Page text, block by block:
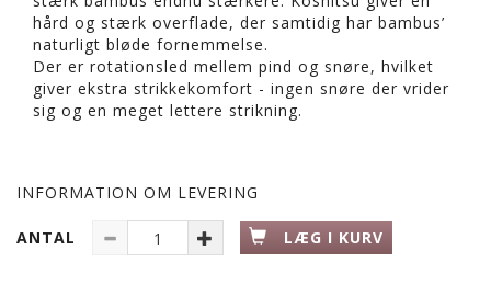
hård og stærk overflade, der samtidig har bambus’
naturligt bløde fornemmelse.
Der er rotationsled mellem pind og snøre, hvilket
giver ekstra strikkekomfort - ingen snøre der vrider
sig og en meget lettere strikning.
INFORMATION OM LEVERING
ANTAL LÆG I KURV